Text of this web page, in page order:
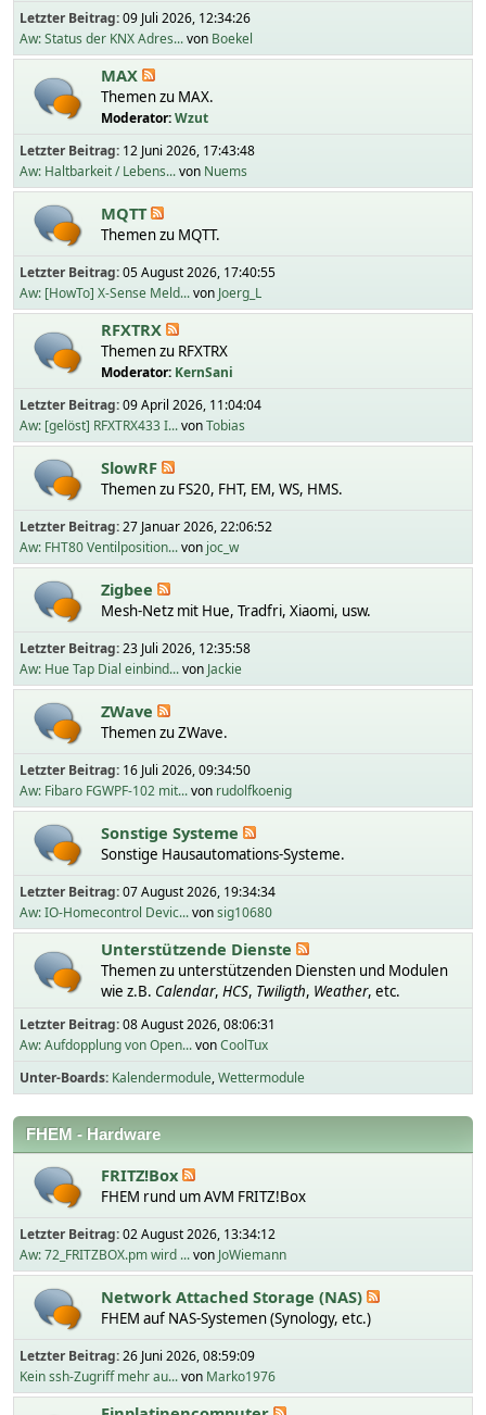
Letzter Beitrag:09 Juli 2026, 12:34:26
Aw: Status der KNX Adres...von Boekel
MAX
Themen zu MAX.
Moderator:Wzut
Letzter Beitrag: 12 Juni 2026, 17:43:48
Aw: Haltbarkeit / Lebens...von Nuems
MQTT
Themen zu MQTT.
Letzter Beitrag:05 August 2026, 17:40:55
Aw: [HowTo] X-Sense Meld...von Joerg_L
RFXTRX
Themen zu RFXTRX
Moderator: KernSani
Letzter Beitrag:09 April 2026, 11:04:04
Aw: [gelöst] RFXTRX433 I...vonTobias
SlowRF
Themen zu FS20, FHT, EM, WS, HMS.
Letzter Beitrag:27 Januar 2026, 22:06:52
Aw: FHT80 Ventilposition...von joc_w
Zigbee
Mesh-Netz mit Hue, Tradfri, Xiaomi, usw.
Letzter Beitrag:23 Juli 2026, 12:35:58
Aw: Hue Tap Dial einbind...von Jackie
ZWave
Themen zu ZWave.
Letzter Beitrag: 16 Juli 2026, 09:34:50
Aw: Fibaro FGWPF-102 mit...von rudolfkoenig
Sonstige Systeme
Sonstige Hausautomations-Systeme.
Letzter Beitrag:07 August 2026, 19:34:34
Aw: IO-Homecontrol Devic...vonsig10680
Unterstützende Dienste
Themen zu unterstützenden Diensten und Modulen
wie z.B. Calendar, HCS, Twiligth, Weather, etc.
Letzter Beitrag:08 August 2026, 08:06:31
Aw: Aufdopplung von Open...vonCoolTux
Unter-Boards Kalendermodule Wettermodule
FHEM - Hardware
FRITZ!Box
FHEM rund um AVM FRITZ!Box
Letzter Beitrag:02 August 2026, 13:34:12
Aw: 72_FRITZBOX.pm wird ...von JoWiemann
Network Attached Storage (NAS)
FHEM auf NAS-Systemen (Synology, etc.)
Letzter Beitrag:26 Juni 2026, 08:59:09
Kein ssh-Zugriff mehr au...von Marko1976